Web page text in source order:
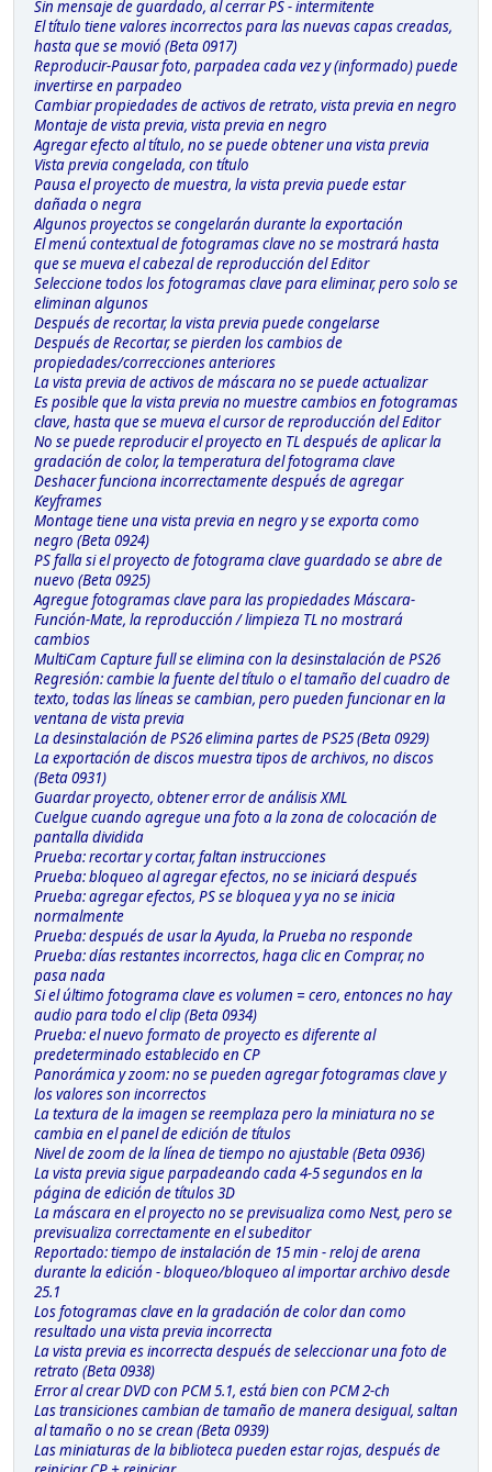
Sin mensaje de guardado, al cerrar PS - intermitente
El título tiene valores incorrectos para las nuevas capas creadas,
hasta que se movió (Beta 0917)
Reproducir-Pausar foto, parpadea cada vez y (informado) puede
invertirse en parpadeo
Cambiar propiedades de activos de retrato, vista previa en negro
Montaje de vista previa, vista previa en negro
Agregar efecto al título, no se puede obtener una vista previa
Vista previa congelada, con título
Pausa el proyecto de muestra, la vista previa puede estar
dañada o negra
Algunos proyectos se congelarán durante la exportación
El menú contextual de fotogramas clave no se mostrará hasta
que se mueva el cabezal de reproducción del Editor
Seleccione todos los fotogramas clave para eliminar, pero solo se
eliminan algunos
Después de recortar, la vista previa puede congelarse
Después de Recortar, se pierden los cambios de
propiedades/correcciones anteriores
La vista previa de activos de máscara no se puede actualizar
Es posible que la vista previa no muestre cambios en fotogramas
clave, hasta que se mueva el cursor de reproducción del Editor
No se puede reproducir el proyecto en TL después de aplicar la
gradación de color, la temperatura del fotograma clave
Deshacer funciona incorrectamente después de agregar
Keyframes
Montage tiene una vista previa en negro y se exporta como
negro (Beta 0924)
PS falla si el proyecto de fotograma clave guardado se abre de
nuevo (Beta 0925)
Agregue fotogramas clave para las propiedades Máscara-
Función-Mate, la reproducción / limpieza TL no mostrará
cambios
MultiCam Capture full se elimina con la desinstalación de PS26
Regresión: cambie la fuente del título o el tamaño del cuadro de
texto, todas las líneas se cambian, pero pueden funcionar en la
ventana de vista previa
La desinstalación de PS26 elimina partes de PS25 (Beta 0929)
La exportación de discos muestra tipos de archivos, no discos
(Beta 0931)
Guardar proyecto, obtener error de análisis XML
Cuelgue cuando agregue una foto a la zona de colocación de
pantalla dividida
Prueba: recortar y cortar, faltan instrucciones
Prueba: bloqueo al agregar efectos, no se iniciará después
Prueba: agregar efectos, PS se bloquea y ya no se inicia
normalmente
Prueba: después de usar la Ayuda, la Prueba no responde
Prueba: días restantes incorrectos, haga clic en Comprar, no
pasa nada
Si el último fotograma clave es volumen = cero, entonces no hay
audio para todo el clip (Beta 0934)
Prueba: el nuevo formato de proyecto es diferente al
predeterminado establecido en CP
Panorámica y zoom: no se pueden agregar fotogramas clave y
los valores son incorrectos
La textura de la imagen se reemplaza pero la miniatura no se
cambia en el panel de edición de títulos
Nivel de zoom de la línea de tiempo no ajustable (Beta 0936)
La vista previa sigue parpadeando cada 4-5 segundos en la
página de edición de títulos 3D
La máscara en el proyecto no se previsualiza como Nest, pero se
previsualiza correctamente en el subeditor
Reportado: tiempo de instalación de 15 min - reloj de arena
durante la edición - bloqueo/bloqueo al importar archivo desde
25.1
Los fotogramas clave en la gradación de color dan como
resultado una vista previa incorrecta
La vista previa es incorrecta después de seleccionar una foto de
retrato (Beta 0938)
Error al crear DVD con PCM 5.1, está bien con PCM 2-ch
Las transiciones cambian de tamaño de manera desigual, saltan
al tamaño o no se crean (Beta 0939)
Las miniaturas de la biblioteca pueden estar rojas, después de